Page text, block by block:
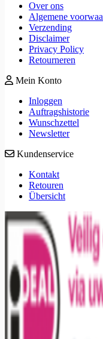
Over ons
Algemene
Verzending
Disclaimer
Privacy Policy
Retourneren
Mein Konto
Inloggen
Auftragshistorie
Wunschzettel
Newsletter
Kundenservice
Kontakt
Retouren
Übersicht